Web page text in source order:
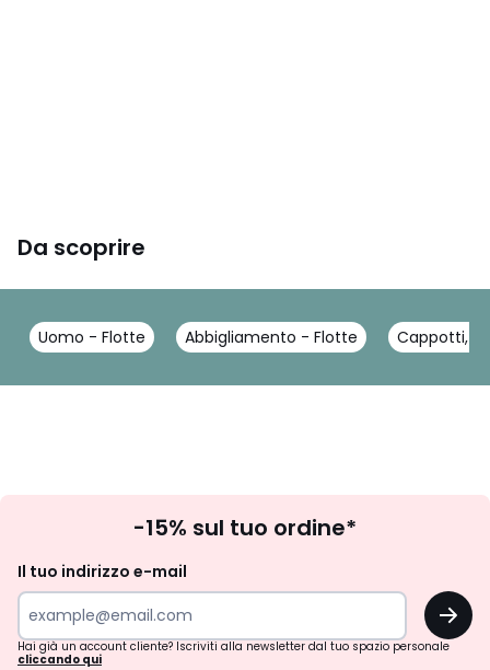
Da scoprire
Uomo - Flotte Abbigliamento - Flotte Cappotti,
newsletter
-15% sul tuo ordine*
Il tuo indirizzo e-mail
OK
Hai già un account cliente? Iscriviti alla newsletter dal tuo spazio personale
cliccando qui